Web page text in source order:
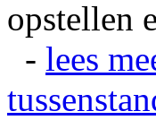
opstellen
- lees